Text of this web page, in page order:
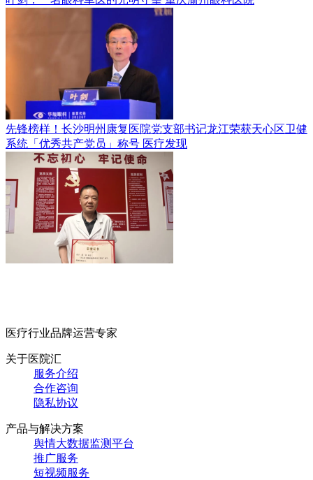
先锋榜样！长沙明州康复医院党支部书记龙江荣获天心区卫健
系统「优秀共产党员」称号 医疗发现
医疗行业品牌运营专家
关于医院汇
服务介绍
合作咨询
隐私协议
产品与解决方案
舆情大数据监测平台
推广服务
短视频服务